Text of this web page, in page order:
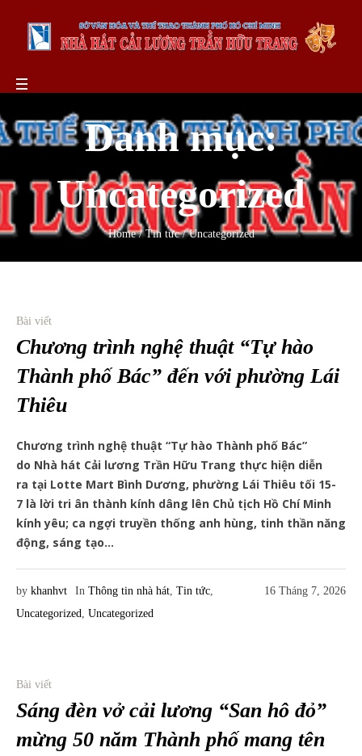
Danh mục:
Uncategorized
Home /Tin tức /Uncategorized
Bài viết
Chương trình nghệ thuật “Tự hào
Thành phố Bác” đến với phường Lái
Thiêu
Chương trình nghệ thuật “Tự hào Thành phố Bác”
do Nhà hát Cải lương Trần Hữu Trang thực hiện diễn
ra tại Lotte Mart Bình Dương, phường Lái Thiêu tối 15-
7 là lời tri ân thành kính dâng lên Chủ tịch Hồ Chí Minh
kính yêu; ca ngợi truyền thống anh hùng, tinh thần năng
động, sáng tạo...
16 Tháng 7, 2026
by khanhvt In Thông tin nhà hát, Tin tức,
Uncategorized, Uncategorized
Bài viết
Sáng đèn vở cải lương “San hô đỏ”
mừng 50 năm Thành phố mang tên